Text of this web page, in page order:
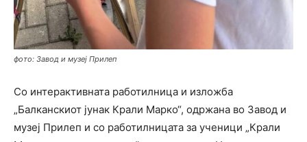
фото: Завод и музеј Прилеп
Со интерактивната работилница и изложба
„Балканскиот јунак Крали Марко“, одржана во Завод и
музеј Прилеп и со работилницата за ученици „Крали